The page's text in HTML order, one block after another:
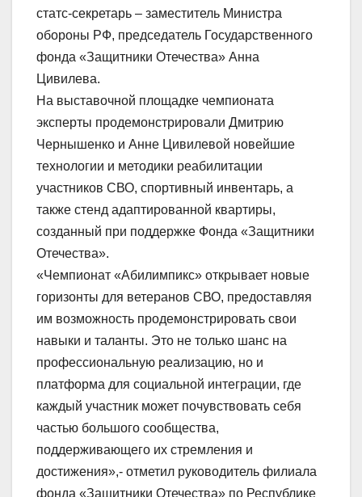
статс-секретарь – заместитель Министра
обороны РФ, председатель Государственного
фонда «Защитники Отечества» Анна
Цивилева.
На выставочной площадке чемпионата
эксперты продемонстрировали Дмитрию
Чернышенко и Анне Цивилевой новейшие
технологии и методики реабилитации
участников СВО, спортивный инвентарь, а
также стенд адаптированной квартиры,
созданный при поддержке Фонда «Защитники
Отечества».
«Чемпионат «Абилимпикс» открывает новые
горизонты для ветеранов СВО, предоставляя
им возможность продемонстрировать свои
навыки и таланты. Это не только шанс на
профессиональную реализацию, но и
платформа для социальной интеграции, где
каждый участник может почувствовать себя
частью большого сообщества,
поддерживающего их стремления и
достижения»,- отметил руководитель филиала
фонда «Защитники Отечества» по Республике